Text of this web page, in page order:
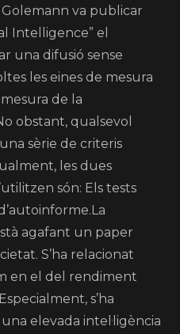
Golemann va publicar
Intelligence” el
una difusió sense
les eines de mesura
de la
obstant, qualsevol
sèrie de criteris
les dues
són: Els tests
agafant un paper
S’ha relacionat
en el del rendiment
s’ha
elevada intel·ligència